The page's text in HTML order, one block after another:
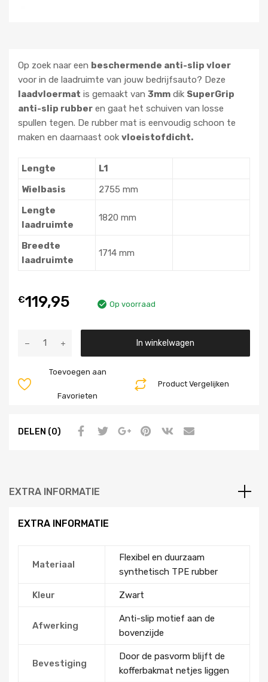
Op zoek naar een beschermende anti-slip vloer
voor in de laadruimte van jouw bedrijfsauto? Deze
laadvloermat is gemaakt van 3mm dik SuperGrip
anti-slip rubber en gaat het schuiven van losse
spullen tegen. De rubber mat is eenvoudig schoon te
maken en daarnaast ook vloeistofdicht.
Lengte
L1
Wielbasis
2755 mm
Lengte
laadruimte
1820 mm
Breedte
laadruimte
1714 mm
€119,95 Op voorraad
In winkelwagen
Product Vergelijken
Toevoegen aan
Favorieten
DELEN (0)
EXTRA INFORMATIE
EXTRA INFORMATIE
Materiaal
Flexibel en duurzaam
synthetisch TPE rubber
Kleur Zwart
Afwerking
Anti-slip motief aan de
bovenzijde
Bevestiging
Door de pasvorm blijft de
kofferbakmat netjes liggen